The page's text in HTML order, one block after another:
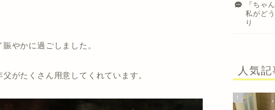
やかに過ごしました。
がたくさん用意してくれています。
『ちゃ
私がど
り
人気記
1